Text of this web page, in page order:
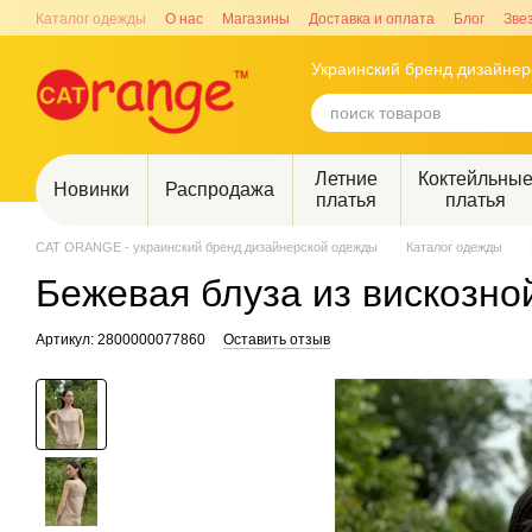
Перейти к основному контенту
Каталог одежды О нас Магазины Доставка и оплата Блог
Украинский бренд
Новинки Распродажа
Летние
платья
платья
CAT ORANGE - украинский бренд дизайнерской одежды Каталог одежды
Бежевая блуза из
Артикул: 2800000077860 Оставить отзыв